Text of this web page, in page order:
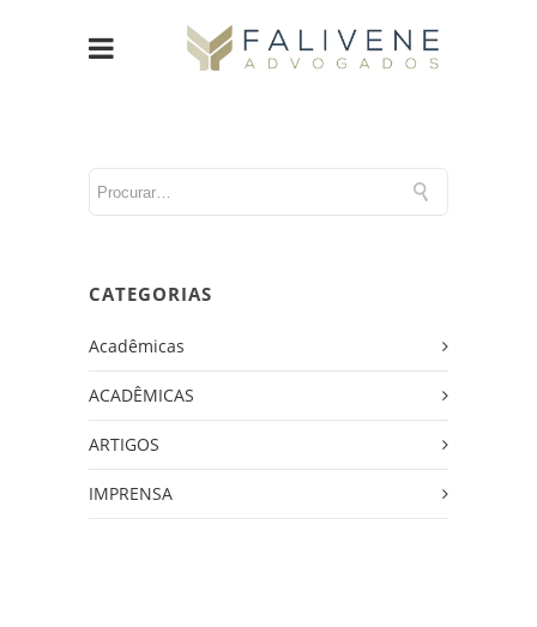
CATEGORIAS
Acadêmicas
ACADÊMICAS
ARTIGOS
IMPRENSA